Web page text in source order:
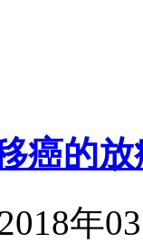
癌的
年